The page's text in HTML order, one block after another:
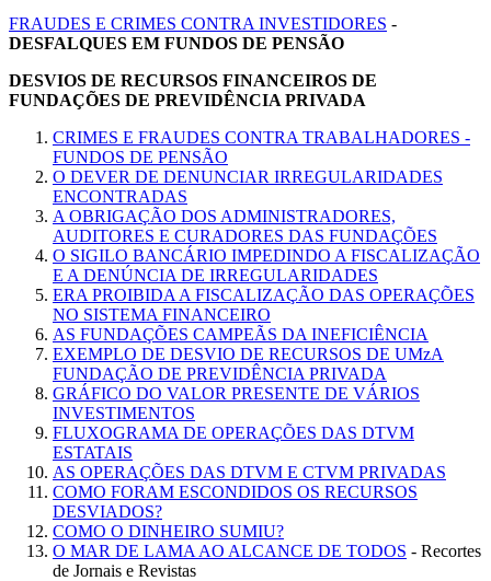
FRAUDES E CRIMES CONTRA INVESTIDORES -
DESFALQUES EM FUNDOS DE PENSÃO
DESVIOS DE RECURSOS FINANCEIROS DE
FUNDAÇÕES DE PREVIDÊNCIA PRIVADA
CRIMES E FRAUDES CONTRA TRABALHADORES -
FUNDOS DE PENSÃO
O DEVER DE DENUNCIAR IRREGULARIDADES
ENCONTRADAS
A OBRIGAÇÃO DOS ADMINISTRADORES,
AUDITORES E CURADORES DAS FUNDAÇÕES
O SIGILO BANCÁRIO IMPEDINDO A FISCALIZAÇÃO
E A DENÚNCIA DE IRREGULARIDADES
ERA PROIBIDA A FISCALIZAÇÃO DAS OPERAÇÕES
NO SISTEMA FINANCEIRO
AS FUNDAÇÕES CAMPEÃS DA INEFICIÊNCIA
EXEMPLO DE DESVIO DE RECURSOS DE UMzA
FUNDAÇÃO DE PREVIDÊNCIA PRIVADA
GRÁFICO DO VALOR PRESENTE DE VÁRIOS
INVESTIMENTOS
FLUXOGRAMA DE OPERAÇÕES DAS DTVM
ESTATAIS
AS OPERAÇÕES DAS DTVM E CTVM PRIVADAS
COMO FORAM ESCONDIDOS OS RECURSOS
DESVIADOS?
COMO O DINHEIRO SUMIU?
O MAR DE LAMA AO ALCANCE DE TODOS - Recortes
de Jornais e Revistas